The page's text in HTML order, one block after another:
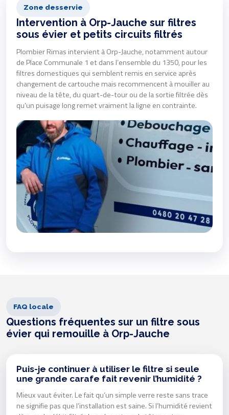
Zone desservie
Intervention à Orp-Jauche sur filtres
sous évier et petits circuits filtrés
Plombier Rimas intervient à Orp-Jauche, notamment autour
de Place Communale 1 et dans l’ensemble du 1350, pour les
filtres domestiques qui semblent remis en service après
changement de cartouche mais recommencent à mouiller au
niveau de la tête, du quart-de-tour ou de la sortie filtrée dès
qu’un puisage long remet vraiment la ligne en contrainte.
FAQ locale
Questions fréquentes sur un filtre sous
évier qui remouille à Orp-Jauche
Puis-je continuer à utiliser le filtre si seule
une grande carafe fait revenir l’humidité ?
Mieux vaut éviter. Le fait qu’un simple verre reste sans trace
ne signifie pas que l’installation est saine. Si l’humidité revient